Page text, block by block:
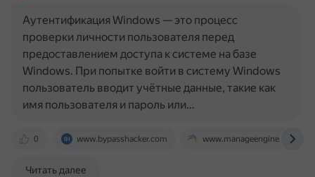
0 www.bypasshacker.com www.manageengine.com
Аутентификация Windows — это процесс
проверки личности пользователя перед
предоставлением доступа к системе на базе
Windows. При попытке войти в систему Windows
пользователь вводит учётные данные, такие как
имя пользователя и пароль или…
Читать далее